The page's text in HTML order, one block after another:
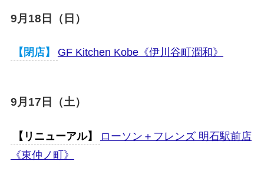
9月18日（日）
【閉店】 GF Kitchen Kobe《伊川谷町潤和》
9月17日（土）
【リニューアル】
ローソン＋フレンズ 明石駅前店
《東仲ノ町》